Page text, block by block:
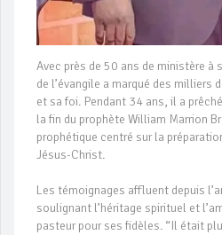
Avec près de 50 ans de ministère
de l’évangile a marqué des milliers
et sa foi. Pendant 34 ans, il a
la fin du prophète William Marrion
prophétique centré sur la
Jésus-Christ.
Les témoignages affluent depuis
soulignant l’héritage spirituel et
pasteur pour ses fidèles. “Il était